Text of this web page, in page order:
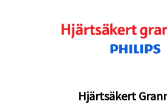
Hjärtsäkert